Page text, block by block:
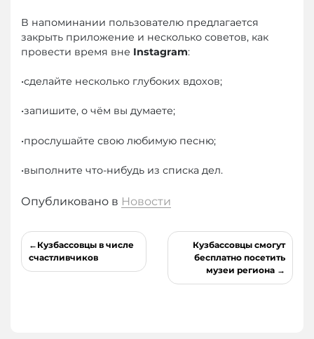
В напоминании пользователю предлагается
закрыть приложение и несколько советов, как
провести время вне Instagram:
•сделайте несколько глубоких вдохов;
•запишите, о чём вы думаете;
•прослушайте свою любимую песню;
•выполните что-нибудь из списка дел.
Опубликовано в Новости
Навигация
по
Кузбассовцы в числе
счастливчиков
Кузбассовцы смогут
бесплатно посетить
музеи региона